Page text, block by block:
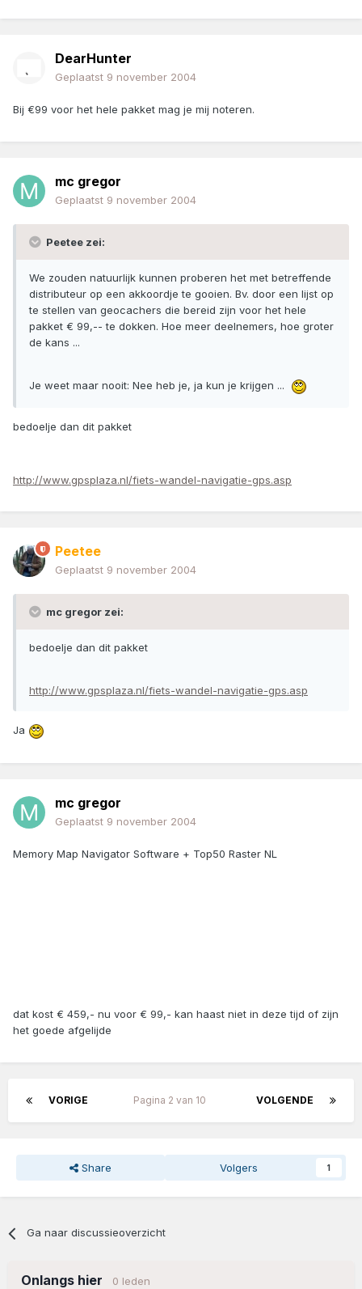
DearHunter
Geplaatst 9 november 2004
Bij €99 voor het hele pakket mag je mij noteren.
mc gregor
Geplaatst 9 november 2004
Peetee zei:
We zouden natuurlijk kunnen proberen het met betreffende
distributeur op een akkoordje te gooien. Bv. door een lijst op
te stellen van geocachers die bereid zijn voor het hele
pakket € 99,-- te dokken. Hoe meer deelnemers, hoe groter
de kans ...
Je weet maar nooit: Nee heb je, ja kun je krijgen ...
bedoelje dan dit pakket
http://www.gpsplaza.nl/fiets-wandel-navigatie-gps.asp
Peetee
Geplaatst 9 november 2004
mc gregor zei:
bedoelje dan dit pakket
http://www.gpsplaza.nl/fiets-wandel-navigatie-gps.asp
Ja
mc gregor
Geplaatst 9 november 2004
Memory Map Navigator Software + Top50 Raster NL
dat kost € 459,- nu voor € 99,- kan haast niet in deze tijd of zijn
het goede afgelijde
VORIGE VOLGENDE
Pagina 2 van 10
Share Volgers 1
Ga naar discussieoverzicht
Onlangs hier 0 leden